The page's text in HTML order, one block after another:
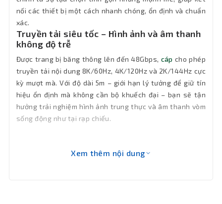
nối các thiết bị một cách nhanh chóng, ổn định và chuẩn
xác.
Truyền tải siêu tốc – Hình ảnh và âm thanh
không độ trễ
Được trang bị băng thông lên đến 48Gbps, cáp cho phép
truyền tải nội dung 8K/60Hz, 4K/120Hz và 2K/144Hz cực
kỳ mượt mà. Với độ dài 5m – giới hạn lý tưởng để giữ tín
hiệu ổn định mà không cần bộ khuếch đại – bạn sẽ tận
hưởng trải nghiệm hình ảnh trung thực và âm thanh vòm
sống động như tại rạp chiếu.
Xem thêm nội dung